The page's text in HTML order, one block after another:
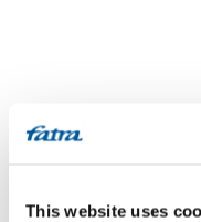
This website uses